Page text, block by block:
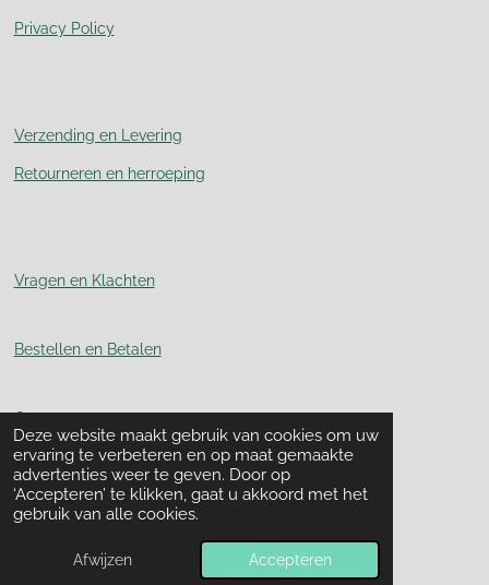
Deze website maakt gebruik van cookies om uw
ervaring te verbeteren en op maat gemaakte
advertenties weer te geven. Door op
‘Accepteren’ te klikken, gaat u akkoord met het
gebruik van alle cookies.
Afwijzen Accepteren
Privacy Policy
Verzending en Levering
Retourneren en herroeping
Vragen en Klachten
Bestellen en Betalen
Contact
Over Ons
Skal nummer: 117740
© 2024 - 2026 NutriTastisch